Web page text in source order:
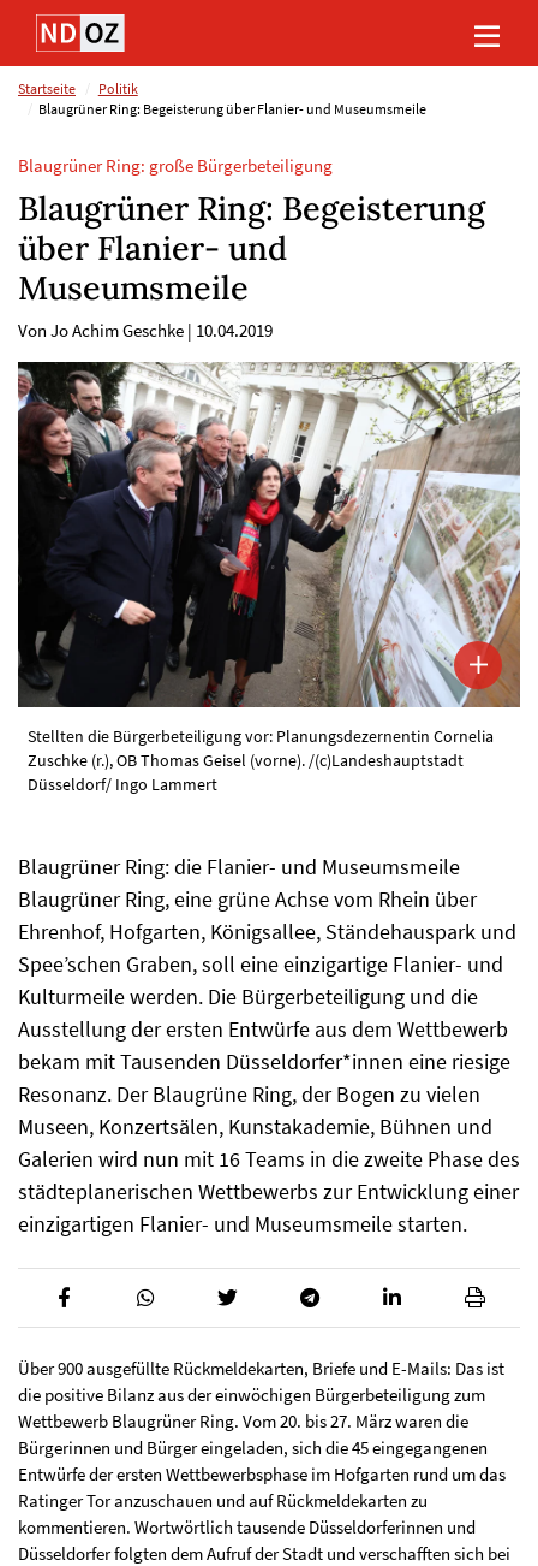
Direkt
Inhalt
(Eingabetaste)
Direkt
Hauptmenu
(Eingabetaste)
Direkt
Suche
(Eingabetaste)
Direkt
Footer
(Eingabetaste)
Startseite
Politik
Blaugrüner Ring: Begeisterung über Flanier- und Museumsmeile
Blaugrüner Ring: große Bürgerbeteiligung
Blaugrüner Ring: Begeisterung
über Flanier- und
Museumsmeile
Von Jo Achim Geschke | 10.04.2019
Stellten die Bürgerbeteiligung vor: Planungsdezernentin Cornelia
Zuschke (r.), OB Thomas Geisel (vorne). /(c)Landeshauptstadt
Düsseldorf/ Ingo Lammert
Blaugrüner Ring: die Flanier- und Museumsmeile
Blaugrüner Ring, eine grüne Achse vom Rhein über
Ehrenhof, Hofgarten, Königsallee, Ständehauspark und
Spee’schen Graben, soll eine einzigartige Flanier- und
Kulturmeile werden. Die Bürgerbeteiligung und die
Ausstellung der ersten Entwürfe aus dem Wettbewerb
bekam mit Tausenden Düsseldorfer*innen eine riesige
Resonanz. Der Blaugrüne Ring, der Bogen zu vielen
Museen, Konzertsälen, Kunstakademie, Bühnen und
Galerien wird nun mit 16 Teams in die zweite Phase des
städteplanerischen Wettbewerbs zur Entwicklung einer
einzigartigen Flanier- und Museumsmeile starten.
Über 900 ausgefüllte Rückmeldekarten, Briefe und E-Mails: Das ist
die positive Bilanz aus der einwöchigen Bürgerbeteiligung zum
Wettbewerb Blaugrüner Ring. Vom 20. bis 27. März waren die
Bürgerinnen und Bürger eingeladen, sich die 45 eingegangenen
Entwürfe der ersten Wettbewerbsphase im Hofgarten rund um das
Ratinger Tor anzuschauen und auf Rückmeldekarten zu
kommentieren. Wortwörtlich tausende Düsseldorferinnen und
Düsseldorfer folgten dem Aufruf der Stadt und verschafften sich bei